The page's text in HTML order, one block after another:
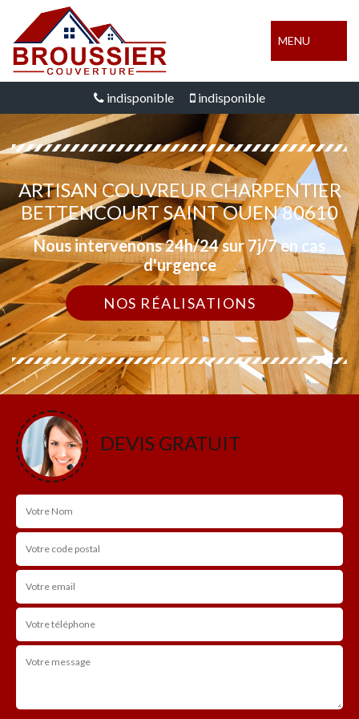
MENU
indisponible indisponible
ARTISAN COUVREUR CHARPENTIER
BETTENCOURT SAINT OUEN 80610
Nous intervenons 24h/24 sur 7j/7 en cas
d'urgence
NOS RÉALISATIONS
DEVIS GRATUIT